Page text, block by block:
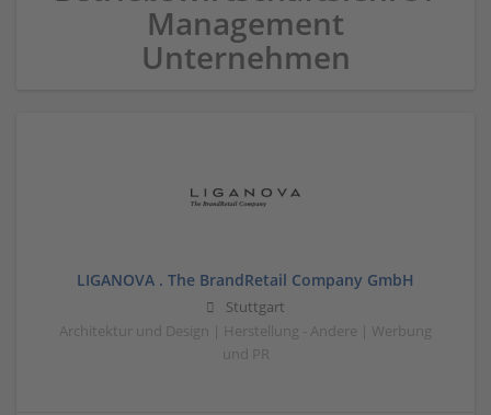
Management
Unternehmen
LIGANOVA . The BrandRetail Company GmbH
Stuttgart
Architektur und Design | Herstellung - Andere | Werbung
und PR